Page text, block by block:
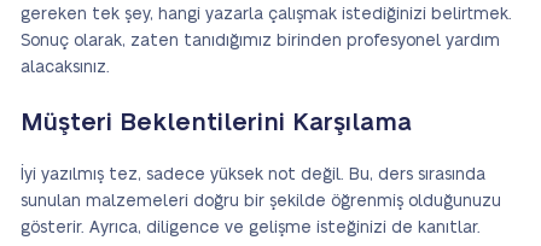
gereken tek şey, hangi yazarla çalışmak istediğinizi belirtmek.
Sonuç olarak, zaten tanıdığımız birinden profesyonel yardım
alacaksınız.
Müşteri Beklentilerini Karşılama
İyi yazılmış tez, sadece yüksek not değil. Bu, ders sırasında
sunulan malzemeleri doğru bir şekilde öğrenmiş olduğunuzu
gösterir. Ayrıca, diligence ve gelişme isteğinizi de kanıtlar.